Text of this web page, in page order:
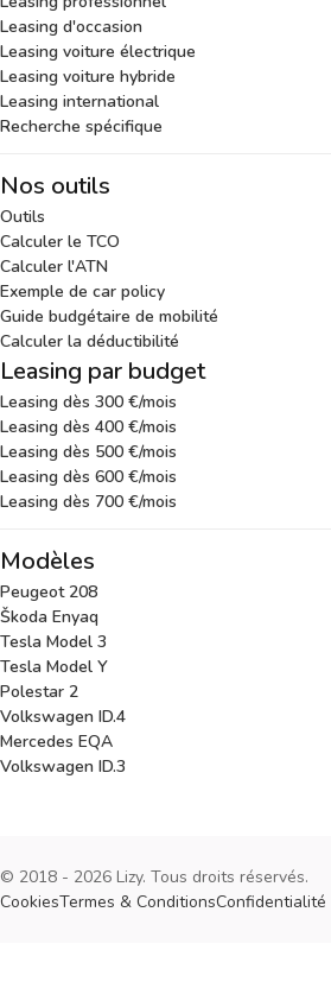
Leasing d'occasion
Leasing voiture électrique
Leasing voiture hybride
Leasing international
Recherche spécifique
Nos outils
Outils
Calculer le TCO
Calculer l'ATN
Exemple de car policy
Guide budgétaire de mobilité
Calculer la déductibilité
Leasing par budget
Leasing dès 300 €/mois
Leasing dès 400 €/mois
Leasing dès 500 €/mois
Leasing dès 600 €/mois
Leasing dès 700 €/mois
Modèles
Peugeot 208
Škoda Enyaq
Tesla Model 3
Tesla Model Y
Polestar 2
Volkswagen ID.4
Mercedes EQA
Volkswagen ID.3
© 2018 - 2026 Lizy. Tous droits réservés.
CookiesTermes & ConditionsConfidentialité